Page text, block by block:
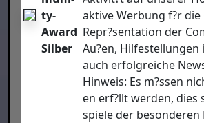
ty-
Award
Sil­ber
akti­ve Wer­bung f?r die
Repr?sentation der
Au?en,
auch erfolg­rei­che
Hin­weis: Es m?ssen
en erf?llt wer­den, dies
spie­le der beson­de­ren